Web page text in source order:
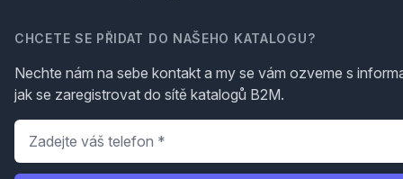
CHCETE SE PŘIDAT DO NAŠEHO KATALOGU?
Nechte nám na sebe kontakt a my se vám ozveme s
jak se zaregistrovat do sítě katalogů B2M.
Telefon